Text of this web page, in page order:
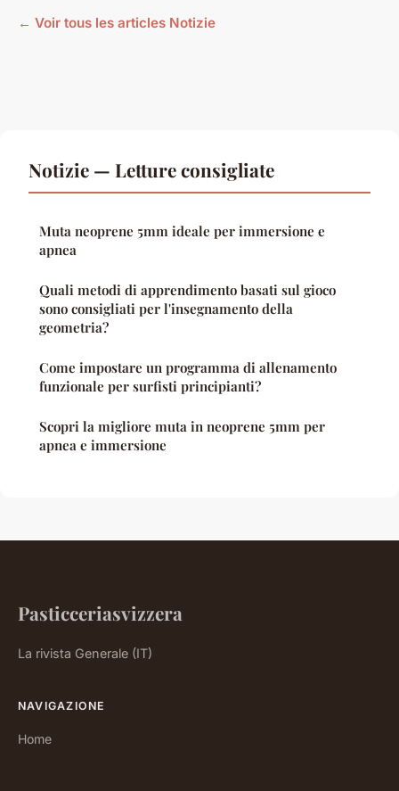
← Voir tous les articles Notizie
Notizie — Letture consigliate
Muta neoprene 5mm ideale per immersione e
apnea
Quali metodi di apprendimento basati sul gioco
sono consigliati per l'insegnamento della
geometria?
Come impostare un programma di allenamento
funzionale per surfisti principianti?
Scopri la migliore muta in neoprene 5mm per
apnea e immersione
Pasticceriasvizzera
La rivista Generale (IT)
NAVIGAZIONE
Home